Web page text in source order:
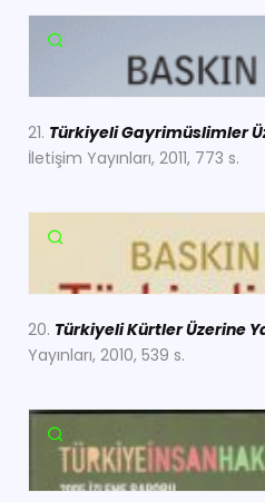
21. Türkiyeli Gayrimüslimler
İletişim Yayınları, 2011, 773 s.
20. Türkiyeli Kürtler Üzerine
Yayınları, 2010, 539 s.